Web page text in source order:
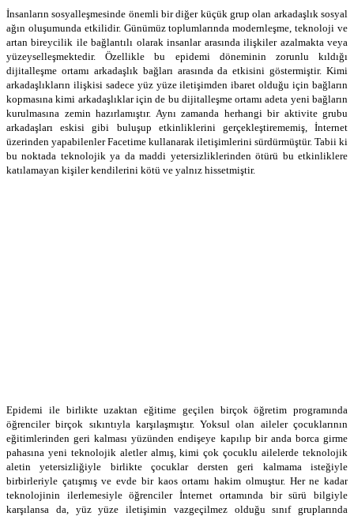
İnsanların sosyalleşmesinde önemli bir diğer küçük grup olan arkadaşlık sosyal
ağın oluşumunda etkilidir. Günümüz toplumlarında modernleşme, teknoloji ve
artan bireycilik ile bağlantılı olarak insanlar arasında ilişkiler azalmakta veya
yüzeyselleşmektedir. Özellikle bu epidemi döneminin zorunlu kıldığı
dijitalleşme ortamı arkadaşlık bağları arasında da etkisini göstermiştir. Kimi
arkadaşlıkların ilişkisi sadece yüz yüze iletişimden ibaret olduğu için bağların
kopmasına kimi arkadaşlıklar için de bu dijitalleşme ortamı adeta yeni bağların
kurulmasına zemin hazırlamıştır. Aynı zamanda herhangi bir aktivite grubu
arkadaşları eskisi gibi buluşup etkinliklerini gerçekleştirememiş, İnternet
üzerinden yapabilenler Facetime kullanarak iletişimlerini sürdürmüştür. Tabii ki
bu noktada teknolojik ya da maddi yetersizliklerinden ötürü bu etkinliklere
katılamayan kişiler kendilerini kötü ve yalnız hissetmiştir.
Epidemi ile birlikte uzaktan eğitime geçilen birçok öğretim programında
öğrenciler birçok sıkıntıyla karşılaşmıştır. Yoksul olan aileler çocuklarının
eğitimlerinden geri kalması yüzünden endişeye kapılıp bir anda borca girme
pahasına yeni teknolojik aletler almış, kimi çok çocuklu ailelerde teknolojik
aletin yetersizliğiyle birlikte çocuklar dersten geri kalmama isteğiyle
birbirleriyle çatışmış ve evde bir kaos ortamı hakim olmuştur. Her ne kadar
teknolojinin ilerlemesiyle öğrenciler İnternet ortamında bir sürü bilgiyle
karşılansa da, yüz yüze iletişimin vazgeçilmez olduğu sınıf gruplarında